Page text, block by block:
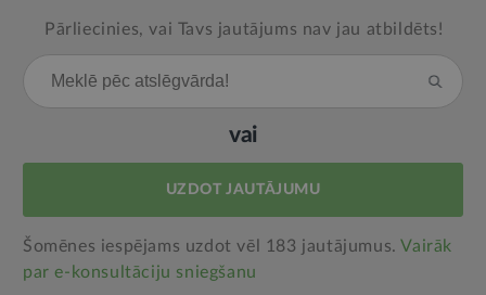
Pārliecinies, vai Tavs jautājums nav jau atbildēts!
vai
UZDOT JAUTĀJUMU
Šomēnes iespējams uzdot vēl 183 jautājumus.Vairāk
par e‑konsultāciju sniegšanu